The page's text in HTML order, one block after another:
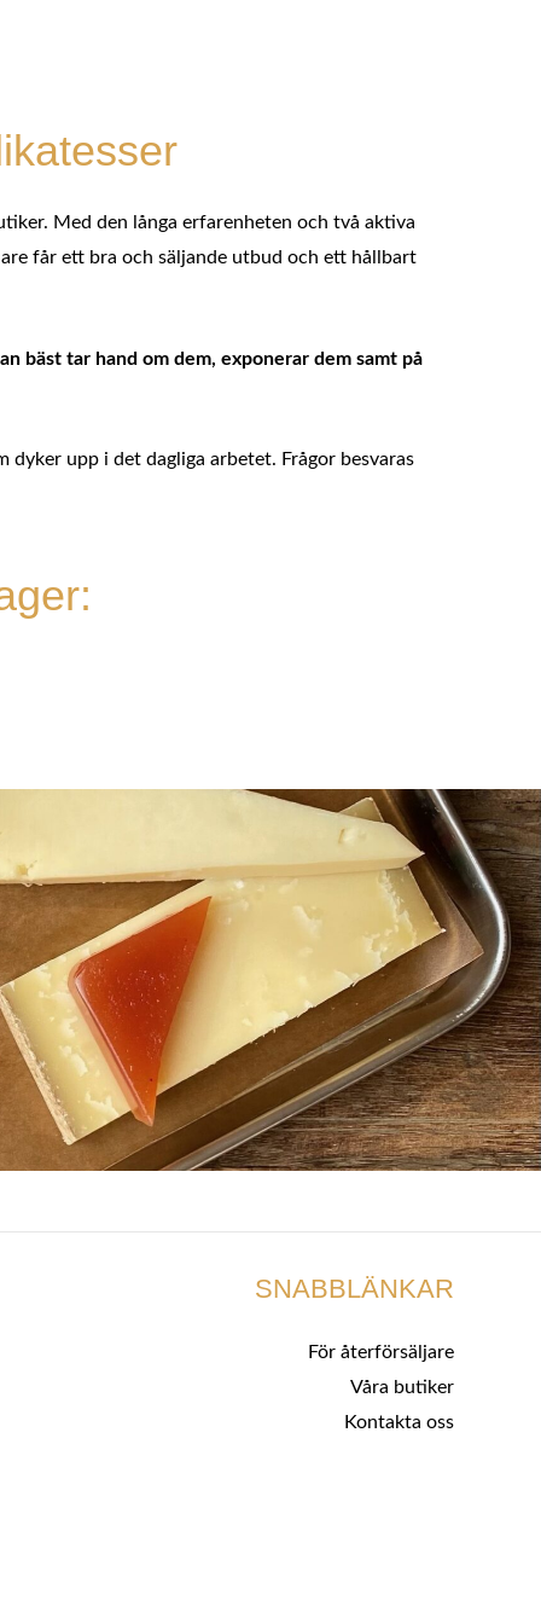
Med den långa erfarenheten och två aktiva
får ett bra och säljande utbud och ett hållbart
bäst tar hand om dem, exponerar dem samt på
upp i det dagliga arbetet. Frågor besvaras
SNABBLÄNKAR
För återförsäljare
Våra butiker
Kontakta oss